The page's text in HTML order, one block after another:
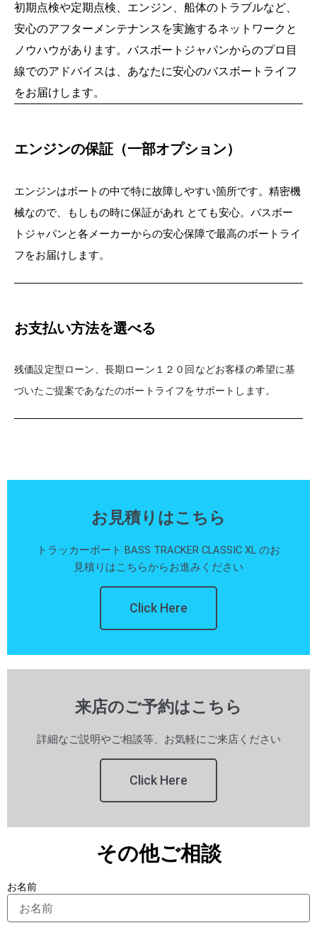
初期点検や定期点検、エンジン、船体のトラブルなど、
安心のアフターメンテナンスを実施するネットワークと
ノウハウがあります。バスボートジャパンからのプロ目
線でのアドバイスは、あなたに安心のバスボートライフ
をお届けします。
エンジンの保証（一部オプション）
エンジンはボートの中で特に故障しやすい箇所です。精密機
械なので、もしもの時に保証があれ とても安心。 バスボー
トジャパンと各メーカーからの安心保障で最高のボートライ
フをお届けします。
お支払い方法を選べる
残価設定型ローン、長期ローン１２０回などお客様の希望に基
づいたご提案であなたのボートライフをサポートします。
お見積りはこちら
トラッカーボート BASS TRACKER CLASSIC XL のお
見積りはこちらからお進みください
Click Here
来店のご予約はこちら
詳細なご説明やご相談等、お気軽にご来店ください
Click Here
その他ご相談
お名前